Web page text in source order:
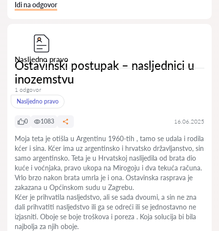
Idi na odgovor
Nasljedno pravo
Ostavinski postupak – nasljednici u
inozemstvu
1 odgovor
Nasljedno pravo
0 1083 16.06.2025
Moja teta je otišla u Argentinu 1960-tih , tamo se udala i rodila
kćer i sina. Kćer ima uz argentinsko i hrvatsko državljanstvo, sin
samo argentinsko. Teta je u Hrvatskoj naslijedila od brata dio
kuće i voćnjaka, pravo ukopa na Mirogoju i dva tekuća računa.
Vrlo brzo nakon brata umrla je i ona. Ostavinska rasprava je
zakazana u Općinskom sudu u Zagrebu.
Kćer je prihvatila nasljedstvo, ali se sada dvoumi, a sin ne zna
dali prihvatiti nasljedstvo ili ga se odreći ili se jednostavno ne
izjasniti. Oboje se boje troškova i poreza . Koja solucija bi bila
najbolja za njih oboje.